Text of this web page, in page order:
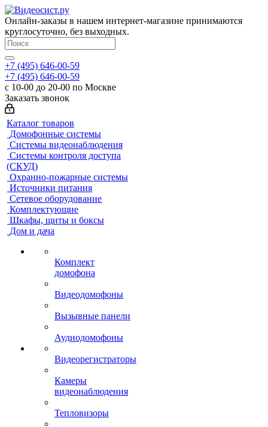
Онлайн-заказы в нашем интернет-магазине принимаются
круглосуточно, без выходных.
+7 (495) 646-00-59
+7 (495) 646-00-59
с 10-00 до 20-00 по Москве
Заказать звонок
Каталог товаров
Домофонные системы
Системы видеонаблюдения
Системы контроля доступа
(СКУД)
Охранно-пожарные системы
Источники питания
Сетевое оборудование
Комплектующие
Шкафы, щиты и боксы
Дом и дача
Комплект
домофона
Видеодомофоны
Вызывные панели
Аудиодомофоны
Видеорегистраторы
Камеры
видеонаблюдения
Тепловизоры